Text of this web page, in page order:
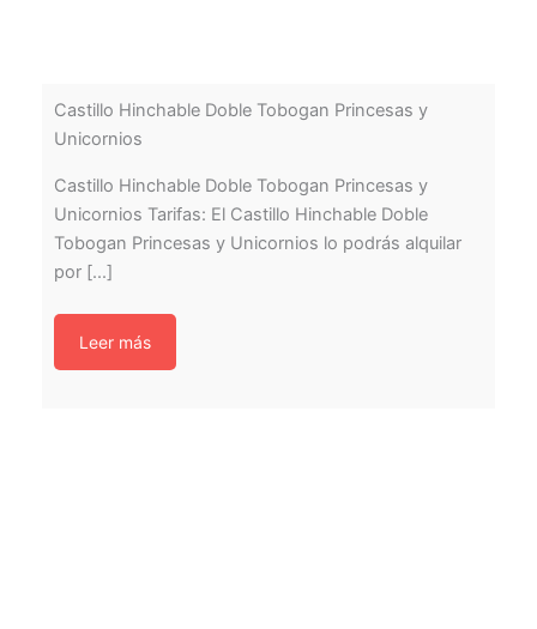
Castillo Hinchable Doble Tobogan Princesas y
Unicornios
Castillo Hinchable Doble Tobogan Princesas y
Unicornios Tarifas: El Castillo Hinchable Doble
Tobogan Princesas y Unicornios lo podrás alquilar
por [...]
Leer más